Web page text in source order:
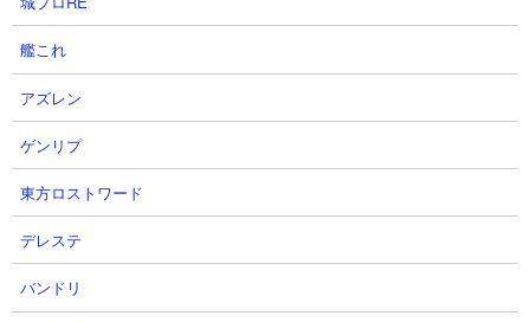
【攻略概要】
「BLUE EYES」さんの攻略動画です。使徒キラーやエヴァ3機を
惜しみなく使った効率重視の正攻法。壁役には一度生き返るキョ
ンシーやメタルねこを使うことでラミエルが前に出る機会を減ら
し、その間にチャッソ、漂流記でエイリアンの相手をしていま
す。エヴァ3機にも雑魚処理を最初から担当させることでクリアタ
イムはかなり短く削減できています。
艦これ
アズレン
ゲンリプ
東方ロストワード
デレステ
バンドリ